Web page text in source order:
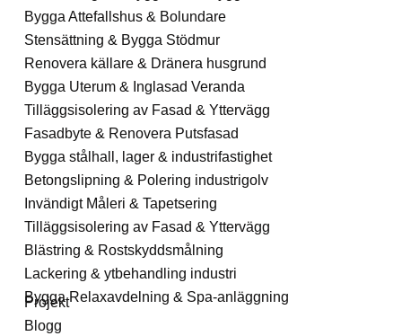
Bygga Attefallshus & Bolundare
Stensättning & Bygga Stödmur
Renovera källare & Dränera husgrund
Bygga Uterum & Inglasad Veranda
Tilläggsisolering av Fasad & Yttervägg
Fasadbyte & Renovera Putsfasad
Bygga stålhall, lager & industrifastighet
Betongslipning & Polering industrigolv
Invändigt Måleri & Tapetsering
Tilläggsisolering av Fasad & Yttervägg
Blästring & Rostskyddsmålning
Lackering & ytbehandling industri
Bygga Relaxavdelning & Spa-anläggning
Projekt
Blogg